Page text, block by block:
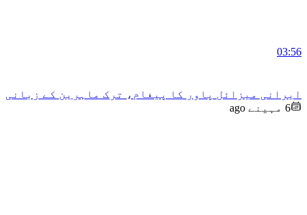
03:56
ایرانی میزائل پاور کا پیغام، ترک ماہرین کے زبانی
6 مہینے ago